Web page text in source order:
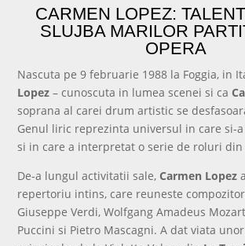
CARMEN LOPEZ:
SLUJBA MARILOR
OPERA
Nascuta pe 9 februarie 1988 la Foggia, in
Lopez – cunoscuta in lumea scenei si ca
soprana al carei drum artistic se
Genul liric reprezinta universul in care si-
si in care a interpretat o serie de roluri
De-a lungul activitatii sale, Carmen Lopez
repertoriu intins, care reuneste
Giuseppe Verdi, Wolfgang Amadeus
Puccini si Pietro Mascagni. A dat viata